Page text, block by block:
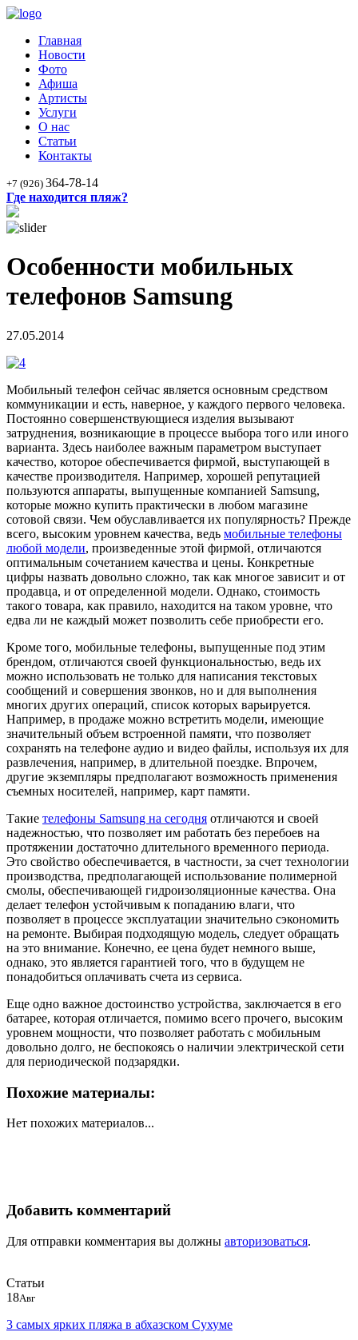
Главная
Новости
Фото
Афиша
Артисты
Услуги
О нас
Статьи
Контакты
+7 (926) 364-78-14
Где находится пляж?
Особенности мобильных
телефонов Samsung
27.05.2014
Мобильный телефон сейчас является основным средством
коммуникации и есть, наверное, у каждого первого человека.
Постоянно совершенствующиеся изделия вызывают
затруднения, возникающие в процессе выбора того или иного
варианта. Здесь наиболее важным параметром выступает
качество, которое обеспечивается фирмой, выступающей в
качестве производителя. Например, хорошей репутацией
пользуются аппараты, выпущенные компанией Samsung,
которые можно купить практически в любом магазине
сотовой связи. Чем обуславливается их популярность? Прежде
всего, высоким уровнем качества, ведь мобильные телефоны
любой модели, произведенные этой фирмой, отличаются
оптимальным сочетанием качества и цены. Конкретные
цифры назвать довольно сложно, так как многое зависит и от
продавца, и от определенной модели. Однако, стоимость
такого товара, как правило, находится на таком уровне, что
едва ли не каждый может позволить себе приобрести его.
Кроме того, мобильные телефоны, выпущенные под этим
брендом, отличаются своей функциональностью, ведь их
можно использовать не только для написания текстовых
сообщений и совершения звонков, но и для выполнения
многих других операций, список которых варьируется.
Например, в продаже можно встретить модели, имеющие
значительный объем встроенной памяти, что позволяет
сохранять на телефоне аудио и видео файлы, используя их для
развлечения, например, в длительной поездке. Впрочем,
другие экземпляры предполагают возможность применения
съемных носителей, например, карт памяти.
Такие телефоны Samsung на сегодня отличаются и своей
надежностью, что позволяет им работать без перебоев на
протяжении достаточно длительного временного периода.
Это свойство обеспечивается, в частности, за счет технологии
производства, предполагающей использование полимерной
смолы, обеспечивающей гидроизоляционные качества. Она
делает телефон устойчивым к попаданию влаги, что
позволяет в процессе эксплуатации значительно сэкономить
на ремонте. Выбирая подходящую модель, следует обращать
на это внимание. Конечно, ее цена будет немного выше,
однако, это является гарантией того, что в будущем не
понадобиться оплачивать счета из сервиса.
Еще одно важное достоинство устройства, заключается в его
батарее, которая отличается, помимо всего прочего, высоким
уровнем мощности, что позволяет работать с мобильным
довольно долго, не беспокоясь о наличии электрической сети
для периодической подзарядки.
Похожие материалы:
Нет похожих материалов...
Добавить комментарий
Для отправки комментария вы должны авторизоваться.
Статьи
18Авг
3 самых ярких пляжа в абхазском Сухуме